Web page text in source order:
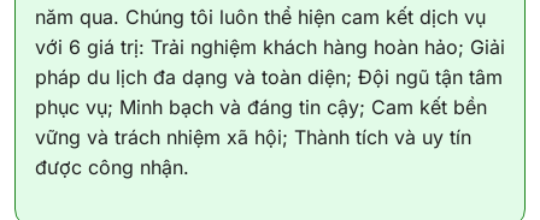
năm qua. Chúng tôi luôn thể hiện cam kết dịch vụ
với 6 giá trị: Trải nghiệm khách hàng hoàn hảo; Giải
pháp du lịch đa dạng và toàn diện; Đội ngũ tận tâm
phục vụ; Minh bạch và đáng tin cậy; Cam kết bền
vững và trách nhiệm xã hội; Thành tích và uy tín
được công nhận.